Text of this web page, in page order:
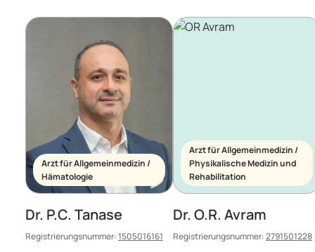
Arzt für Allgemeinmedizin /
Hämatologie
Dr. P.C. Tanase
Registrierungsnummer:1505016161
Arzt für Allgemeinmedizin /
Physikalische Medizin und
Rehabilitation
Dr. O.R. Avram
Registrierungsnummer:2791501228